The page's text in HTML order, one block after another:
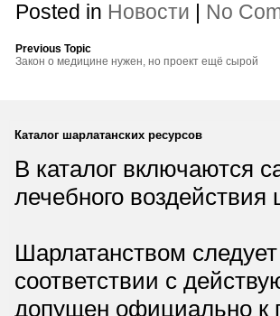
Posted in Новости | No
Previous Topic
Закон о медицине нужен, но проект ещё сырой
Каталог шарлатанских ресурсов
В каталог включаются
лечебного воздействия
Шарлатанством
соответствии с
допущен официально к